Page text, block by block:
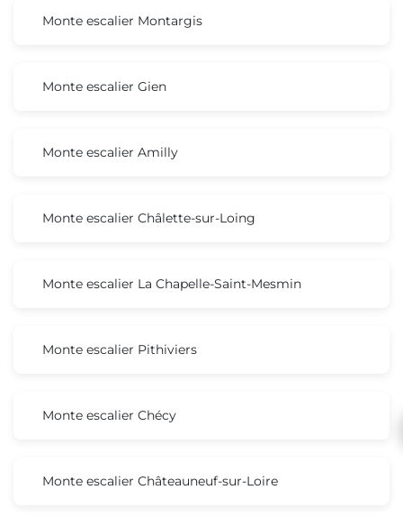
Monte escalier Montargis
Monte escalier Gien
Monte escalier Amilly
Monte escalier Châlette-sur-Loing
Monte escalier La Chapelle-Saint-Mesmin
Monte escalier Pithiviers
Monte escalier Chécy
Monte escalier Châteauneuf-sur-Loire